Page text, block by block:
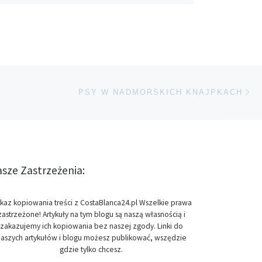
PSY W NADMORSKICH KNAJPKACH
Zastrzeżenia:
kopiowania treści z CostaBlanca24.pl Wszelkie prawa
Artykuły na tym blogu są naszą własnością i
zakazujemy ich kopiowania bez naszej zgody. Linki do
artykułów i blogu możesz publikować, wszędzie
gdzie tylko chcesz.